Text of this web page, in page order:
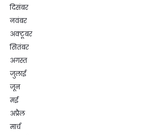
दिसंबर
नवंबर
अक्टूबर
सितंबर
अगस्त
जुलाई
जून
मई
अप्रैल
मार्च